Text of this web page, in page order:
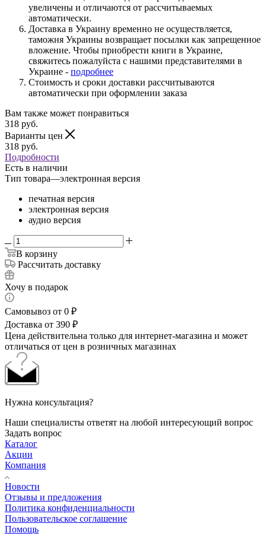
увеличены и отличаются от рассчитываемых
автоматически.
Доставка в Украину временно не осуществляется,
таможня Украины возвращает посылки как запрещенное
вложение. Чтобы приобрести книги в Украине,
свяжитесь пожалуйста с нашими представителями в
Украине - подробнее
Стоимость и сроки доставки рассчитываются
автоматически при оформлении заказа
Вам также может понравиться
318 руб.
Варианты цен
318 руб.
Подробности
Есть в наличии
Тип товара—электронная версия
печатная версия
электронная версия
аудио версия
В корзину
Рассчитать доставку
Хочу в подарок
Самовывоз от 0 ₽
Доставка от 390 ₽
Цена действительна только для интернет-магазина и может
отличаться от цен в розничных магазинах
Нужна консультация?
Наши специалисты ответят на любой интересующий вопрос
Задать вопрос
Каталог
Акции
Компания
Новости
Отзывы и предложения
Политика конфиденциальности
Пользовательское соглашение
Помощь